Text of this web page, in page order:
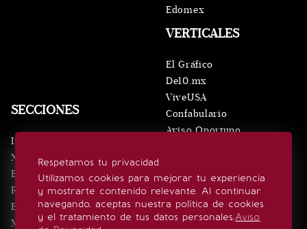
Respetamos tu privacidad
Utilizamos cookies para mejorar tu experiencia
y mostrarte contenido relevante. Al continuar
navegando, aceptas nuestra política de cookies
y el tratamiento de tus datos personales.Aviso
SECCIONES
Inicio
Noticias
Eventos
Realeza
Estilo de vida
Minuto x Minuto
VERTICALES
El Gráfico
De10.mx
ViveUSA
Confabulario
Aviso Oportuno
Edomex
SÍGUENOS